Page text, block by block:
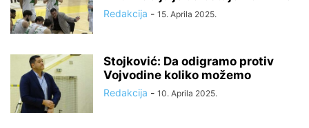
Redakcija - 15. Aprila 2025.
Stojković: Da odigramo protiv
Vojvodine koliko možemo
Redakcija - 10. Aprila 2025.